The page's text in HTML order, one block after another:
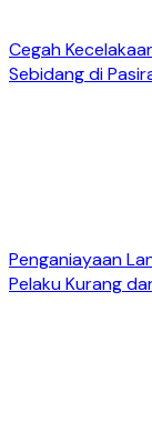
Cegah
Sebidang di
Penganiayaan
Pelaku Kurang